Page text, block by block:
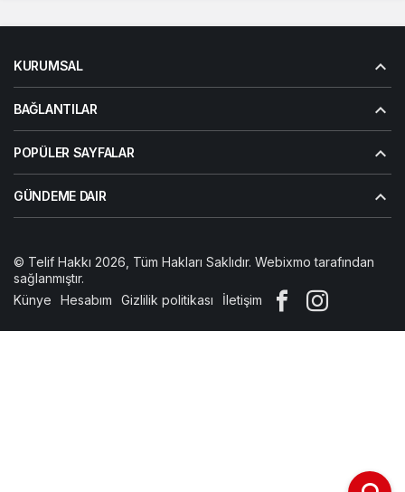
KURUMSAL
BAĞLANTILAR
POPÜLER SAYFALAR
GÜNDEME DAIR
© Telif Hakkı 2026, Tüm Hakları Saklıdır. Webixmo tarafından
sağlanmıştır.
Künye
Hesabım Gizlilik politikası İletişim